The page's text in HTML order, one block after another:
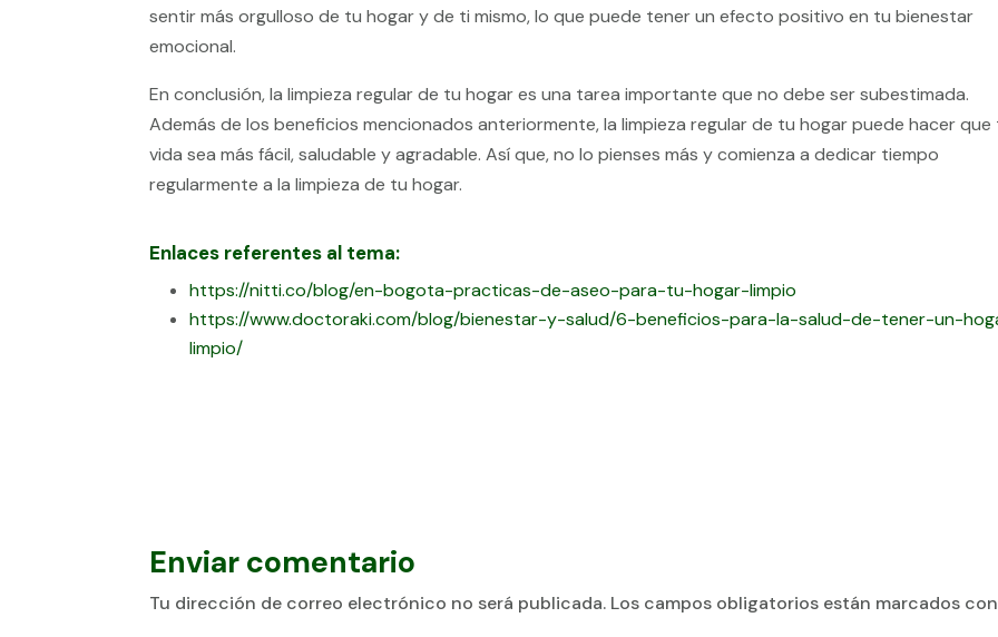
sentir más orgulloso de tu hogar y de ti mismo, lo que puede tener un efecto positivo en tu bienestar
emocional.
En conclusión, la limpieza regular de tu hogar es una tarea importante que no debe ser subestimada.
Además de los beneficios mencionados anteriormente, la limpieza regular de tu hogar puede hacer que
vida sea más fácil, saludable y agradable. Así que, no lo pienses más y comienza a dedicar tiempo
regularmente a la limpieza de tu hogar.
Enlaces referentes al tema:
https://nitti.co/blog/en-bogota-practicas-de-aseo-para-tu-hogar-limpio
https://www.doctoraki.com/blog/bienestar-y-salud/6-beneficios-para-la-salud-de-tener-un-
limpio/
Enviar comentario
Tu dirección de correo electrónico no será publicada. Los campos obligatorios están marcados